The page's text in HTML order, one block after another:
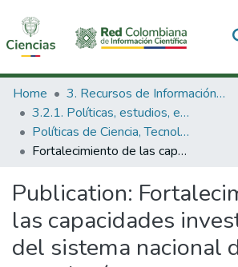
Communities & Collections
All of DSpace
Statistics
Home
3. Recursos de Información Científica y Tecnológica
3.2.1. Políticas, estudios, evaluaciones e indicadores de CTeI
Políticas de Ciencia, Tecnología e Innovación
Fortalecimiento de las capacidades investigativas del sistema nacional de ciencia y tecnología
Publication:
las capacidades
del sistema nacional